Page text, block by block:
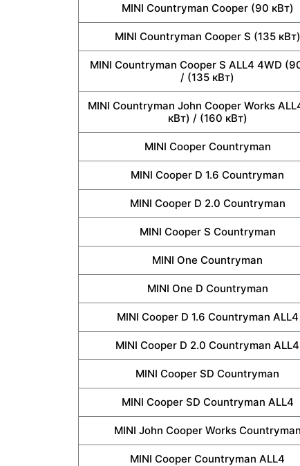
MINI Countryman Cooper (90 кВт)
MINI Countryman Cooper S (135 кВт)
MINI Countryman Cooper S ALL4 4WD
/ (135 кВт)
MINI Countryman John Cooper Works
кВт) / (160 кВт)
MINI Cooper Countryman
MINI Cooper D 1.6 Countryman
MINI Cooper D 2.0 Countryman
MINI Cooper S Countryman
MINI One Countryman
MINI One D Countryman
MINI Cooper D 1.6 Countryman ALL4
MINI Cooper D 2.0 Countryman ALL4
MINI Cooper SD Countryman
MINI Cooper SD Countryman ALL4
MINI John Cooper Works Countryman
MINI Cooper Countryman ALL4